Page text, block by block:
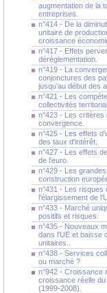
augmentation de la
entreprises.
n°414 - De la
unitaire de
croissance
n°417 - Effets
déréglementation.
n°419 - La
conjonctures des
jusqu'au début des
n°421 - Les
collectivités
n°423 - Les critères
convergence.
n°425 - Les effets
des taux d'intérêt.
n°427 - Les effets
de l'euro.
n°429 - Les
construction
n°431 - Les risques
l'élargissement de
n°433 - Marché
positifs et risques.
n°435 - Nouveaux
dans l'UE et baisse
unitaires..
n°438 - Services
ou marché ?
n°942 - Croissance
croissance réelle
(1999-2008).